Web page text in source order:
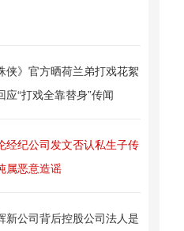
侠》官方晒荷兰弟打戏花絮
应“打戏全靠替身”传闻
经纪公司发文否认私生子传
属恶意造谣
新公司背后控股公司法人是